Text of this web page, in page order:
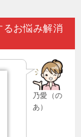
るお悩み解消
乃愛（の
あ）